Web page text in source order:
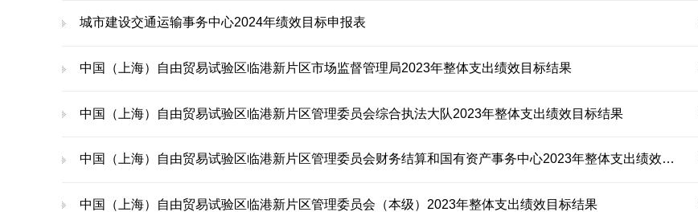
城市建设交通运输事务中心2024年绩效目标申报表
中国（上海）自由贸易试验区临港新片区市场监督管理局2023年整体支出绩效目标结果
中国（上海）自由贸易试验区临港新片区管理委员会综合执法大队2023年整体支出绩效目标结果
中国（上海）自由贸易试验区临港新片区管理委员会财务结算和国有资产事务中心2023年整体支出绩效目标结果
中国（上海）自由贸易试验区临港新片区管理委员会（本级）2023年整体支出绩效目标结果